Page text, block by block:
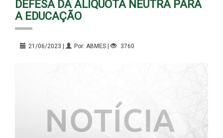
DEFESA DA ALÍQUOTA NEUTRA PARA
A EDUCAÇÃO
21/06/2023 | Por: ABMES | 3760